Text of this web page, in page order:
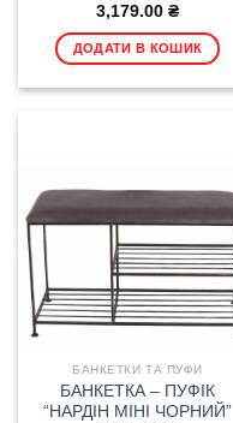
3,179.00 ₴
ДОДАТИ В КОШИК
БАНКЕТКИ ТА ПУФИ
БАНКЕТКА – ПУФІК
“НАРДІН МІНІ ЧОРНИЙ”